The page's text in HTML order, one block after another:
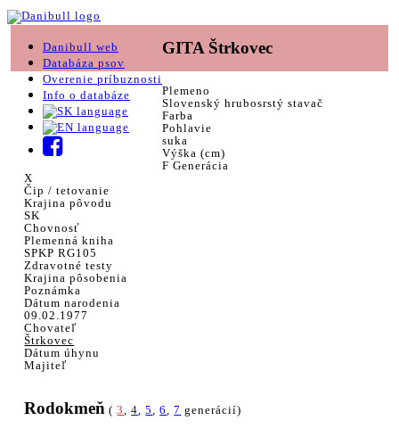
Danibull web
Databáza psov
Overenie príbuznosti
Info o databáze
GITA Štrkovec
Plemeno
Slovenský hrubosrstý stavač
Farba
Pohlavie
suka
Výška (cm)
F Generácia
X
Čip / tetovanie
Krajina pôvodu
SK
Chovnosť
Plemenná kniha
SPKP RG105
Zdravotné testy
Krajina pôsobenia
Poznámka
Dátum narodenia
09.02.1977
Chovateľ
Štrkovec
Dátum úhynu
Majiteľ
Rodokmeň (3,4,5,6,7 generácií)